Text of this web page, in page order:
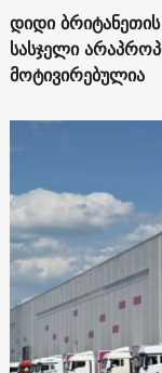
დიდი
სასჯელი
მოტივირებულია